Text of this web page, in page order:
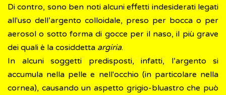
Di contro, sono ben noti alcuni effetti indesiderati legati
all'uso dell’argento colloidale, preso per bocca o per
aerosol o sotto forma di gocce per il naso, il più grave
dei quali è la cosiddetta argiria.
In alcuni soggetti predisposti, infatti, l’argento si
accumula nella pelle e nell'occhio (in particolare nella
cornea), causando un aspetto grigio-bluastro che può